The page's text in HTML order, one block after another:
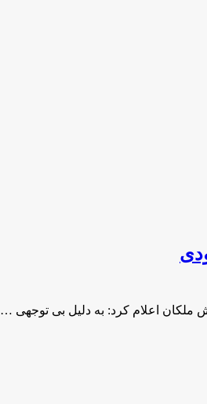
ملکان اعلام کرد: به دلیل بی توجهی …